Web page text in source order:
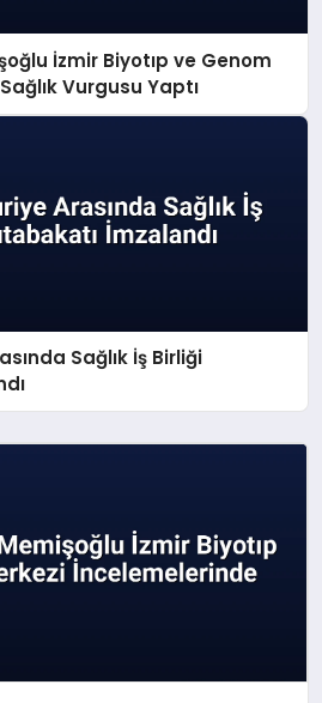
İzmir Biyotıp ve Genom
Vurgusu Yaptı
Sağlık İş Birliği